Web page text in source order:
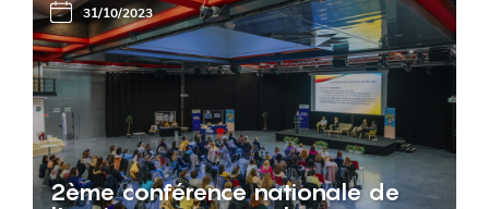
31/10/2023
2ème conférence nationale de